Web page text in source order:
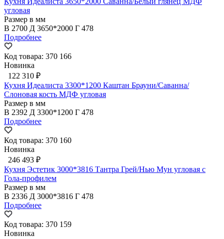
угловая
Размер в мм
В 2700 Д 3650*2000 Г 478
Подробнее
Код товара: 370 166
Новинка
122 310 ₽
Кухня Идеалиста 3300*1200 Каштан Брауни/Саванна/
Слоновая кость МДФ угловая
Размер в мм
В 2392 Д 3300*1200 Г 478
Подробнее
Код товара: 370 160
Новинка
246 493 ₽
Кухня Эстетик 3000*3816 Тантра Грей/Нью Мун угловая с
Гола-профилем
Размер в мм
В 2336 Д 3000*3816 Г 478
Подробнее
Код товара: 370 159
Новинка